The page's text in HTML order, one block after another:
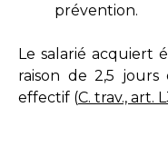
prévention.
Le salarié acquiert
raison de 2,5 jours
effectif (C. trav., art.